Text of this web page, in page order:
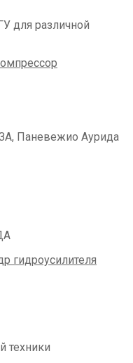
для различной
Паневежио Аурида
техники